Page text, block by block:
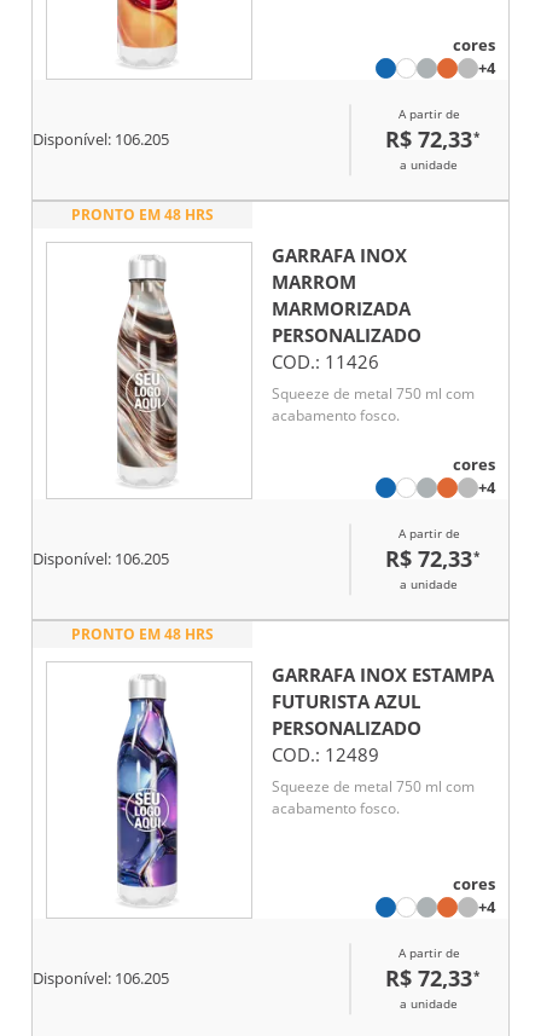
cores
+4
Disponível: 106.205
A partir de
R$ 72,33*
a unidade
PRONTO EM 48 HRS
GARRAFA INOX
MARROM
MARMORIZADA
PERSONALIZADO
COD.: 11426
Squeeze de metal 750 ml com
acabamento fosco.
cores
+4
Disponível: 106.205
A partir de
R$ 72,33*
a unidade
PRONTO EM 48 HRS
GARRAFA INOX ESTAMPA
FUTURISTA AZUL
PERSONALIZADO
COD.: 12489
Squeeze de metal 750 ml com
acabamento fosco.
cores
+4
Disponível: 106.205
A partir de
R$ 72,33*
a unidade